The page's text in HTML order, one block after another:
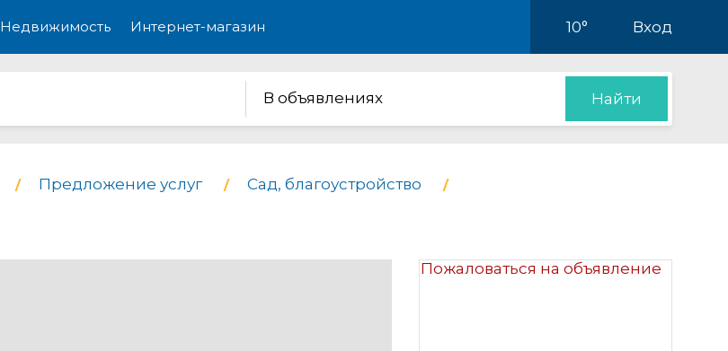
Недвижимость Интернет-магазин 10° Вход
В объявлениях Найти
Предложение услуг Сад, благоустройство
Пожаловаться на объявление